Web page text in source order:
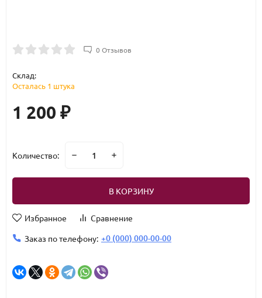
0 Отзывов
Склад:
Осталась 1 штука
1 200 ₽
Количество:
В КОРЗИНУ
Избранное
Сравнение
Заказ по телефону: +0 (000) 000-00-00